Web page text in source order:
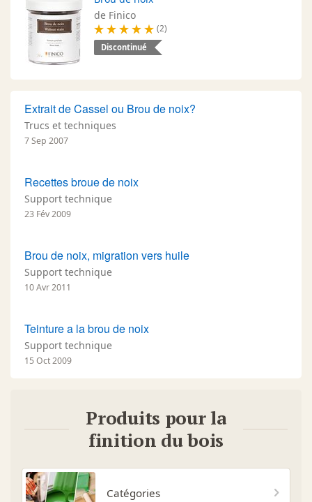
de Finico
(2)
Discontinué
Extrait de Cassel ou Brou de noix?
Trucs et techniques
7 Sep 2007
Recettes broue de noix
Support technique
23 Fév 2009
Brou de noix, migration vers huile
Support technique
10 Avr 2011
Teinture a la brou de noix
Support technique
15 Oct 2009
Produits pour la
finition du bois
Catégories